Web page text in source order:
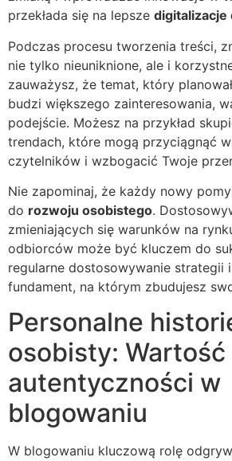
przekłada się na lepsze digitalizacje
Podczas procesu tworzenia treści,
nie tylko nieuniknione, ale i
zauważysz, że temat, który
budzi większego zainteresowania,
podejście. Możesz na przykład
trendach, które mogą przyciągnąć
czytelników i wzbogacić Twoje
Nie zapominaj, że każdy nowy
do rozwoju osobistego.
zmieniających się warunków na
odbiorców może być kluczem do
regularne dostosowywanie strategii
fundament, na którym zbudujesz
Personalne
osobisty: Wartość
autentyczności w
blogowaniu
W blogowaniu kluczową rolę